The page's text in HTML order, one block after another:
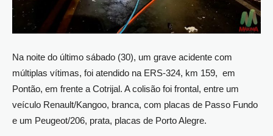
Na noite do último sábado (30), um grave acidente com
múltiplas vítimas, foi atendido na ERS-324, km 159, em
Pontão, em frente a Cotrijal. A colisão foi frontal, entre um
veículo Renault/Kangoo, branca, com placas de Passo Fundo
e um Peugeot/206, prata, placas de Porto Alegre.